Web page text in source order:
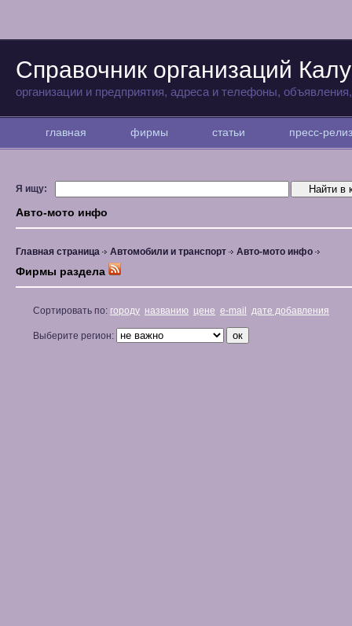
Справочник организаций
организации и предприятия, адреса и телефоны,
главная фирмы статьи пресс-
Я ищу:
Авто-мото инфо
Главная страница Автомобили и транспорт Авто-мото инфо
Фирмы раздела
Сортировать по: городу названию цене e-mail дате добавления
Выберите регион: